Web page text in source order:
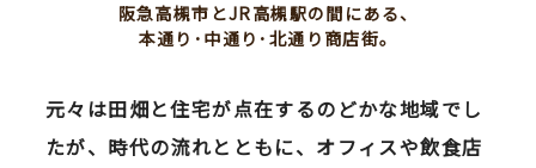
阪急高槻市とJR高槻駅の間にある、
本通り･中通り･北通り商店街。
元々は田畑と住宅が点在するのどかな地域でし
たが、時代の流れとともに、オフィスや飲食店